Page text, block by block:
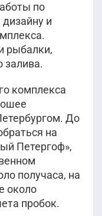
по
и
рыбалки,
залива.
комплекса
До
на
Петергоф»,
получаса, на
около
пробок.